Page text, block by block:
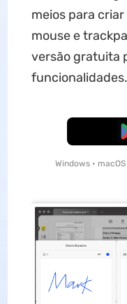
meios para
mouse e
versão gratuita
Windows • macOS